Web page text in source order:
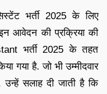
भर्ती 2025 के लिए
आवेदन की प्रक्रिया की
भर्ती 2025 के तहत
गया है. जो भी उम्मीदवार
उन्हें सलाह दी जाती है कि